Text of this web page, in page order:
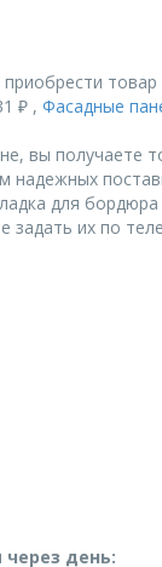
₽ , Фасадные
вы получаете
надежных
для
задать их по
через день: